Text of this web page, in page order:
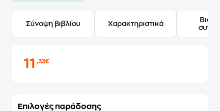
Σύνοψη βιβλίου Χαρακτηριστικά
11,33€
Επιλογές παράδοσης